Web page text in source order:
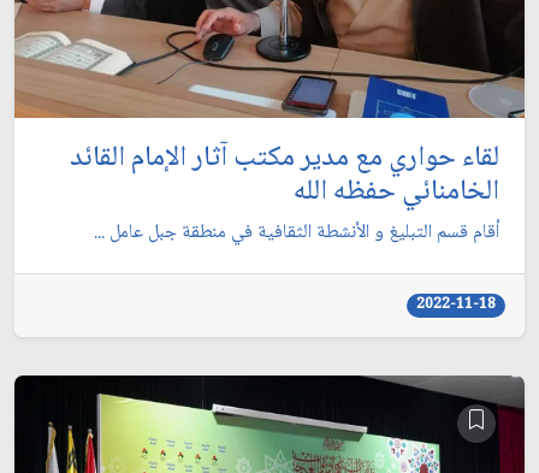
لقاء حواري مع مدير مكتب آثار الإمام القائد
الخامنائي حفظه الله
أقام قسم التبليغ و الأنشطة الثقافية في منطقة جبل عامل ...
2022-11-18